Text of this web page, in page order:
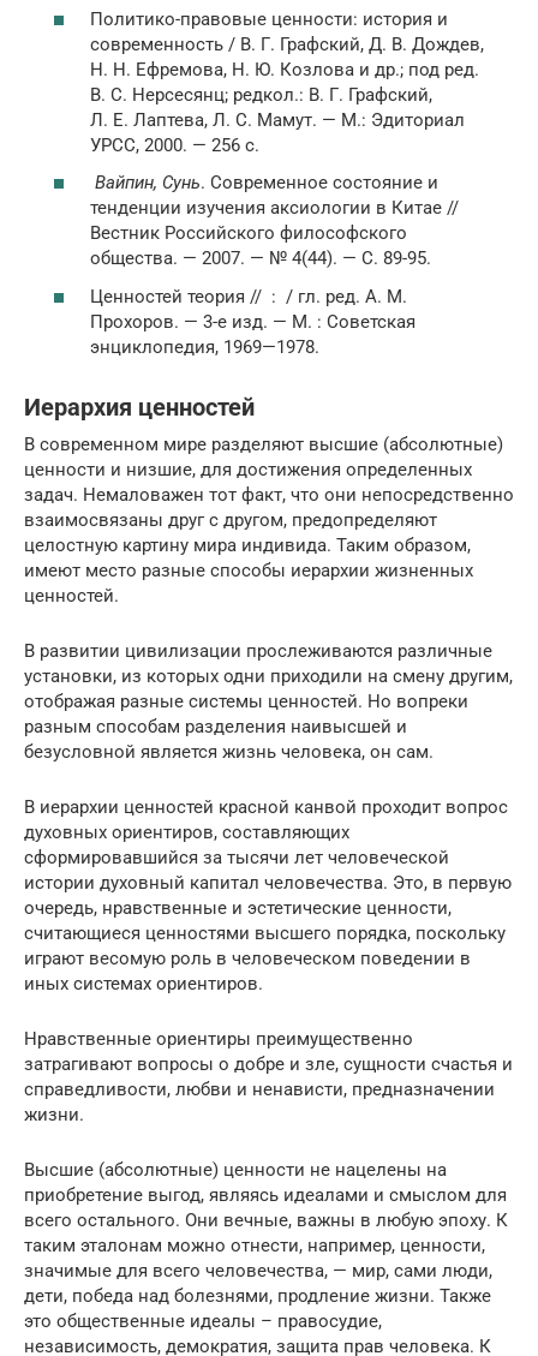
Политико-правовые ценности: история и
современность / В. Г. Графский, Д. В. Дождев,
Н. Н. Ефремова, Н. Ю. Козлова и др.; под ред.
В. С. Нерсесянц; редкол.: В. Г. Графский,
Л. Е. Лаптева, Л. С. Мамут. — М.: Эдиториал
УРСС, 2000. — 256 c.
Вайпин, Сунь. Современное состояние и
тенденции изучения аксиологии в Китае //
Вестник Российского философского
общества. — 2007. — № 4(44). — С. 89-95.
Ценностей теория // : / гл. ред. А. М.
Прохоров. — 3-е изд. — М. : Советская
энциклопедия, 1969—1978.
Иерархия ценностей
В современном мире разделяют высшие (абсолютные)
ценности и низшие, для достижения определенных
задач. Немаловажен тот факт, что они непосредственно
взаимосвязаны друг с другом, предопределяют
целостную картину мира индивида. Таким образом,
имеют место разные способы иерархии жизненных
ценностей.
В развитии цивилизации прослеживаются различные
установки, из которых одни приходили на смену другим,
отображая разные системы ценностей. Но вопреки
разным способам разделения наивысшей и
безусловной является жизнь человека, он сам.
В иерархии ценностей красной канвой проходит вопрос
духовных ориентиров, составляющих
сформировавшийся за тысячи лет человеческой
истории духовный капитал человечества. Это, в первую
очередь, нравственные и эстетические ценности,
считающиеся ценностями высшего порядка, поскольку
играют весомую роль в человеческом поведении в
иных системах ориентиров.
Нравственные ориентиры преимущественно
затрагивают вопросы о добре и зле, сущности счастья и
справедливости, любви и ненависти, предназначении
жизни.
Высшие (абсолютные) ценности не нацелены на
приобретение выгод, являясь идеалами и смыслом для
всего остального. Они вечные, важны в любую эпоху. К
таким эталонам можно отнести, например, ценности,
значимые для всего человечества, — мир, сами люди,
дети, победа над болезнями, продление жизни. Также
это общественные идеалы – правосудие,
независимость, демократия, защита прав человека. К